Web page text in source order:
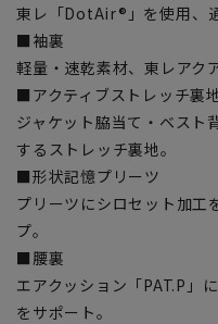
東レ「DotAir®」を使用、
■袖裏
軽量・速乾素材、東レアク
■アクティブストレッチ裏
ジャケット脇当て・ベスト
するストレッチ裏地。
■形状記憶プリーツ
プリーツにシロセット加工
プ。
■腰裏
エアクッション「PAT.P」
をサポート。